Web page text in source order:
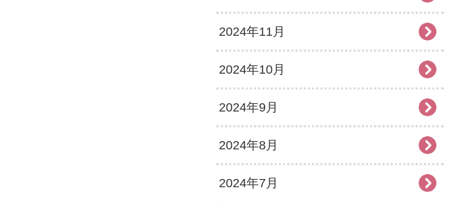
2024年11月
2024年10月
2024年9月
2024年8月
2024年7月